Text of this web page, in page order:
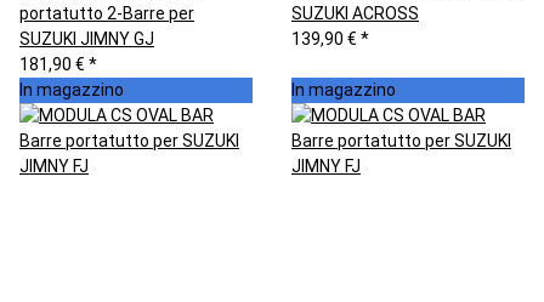
portatutto 2-Barre per
SUZUKI JIMNY GJ
181,90 € *
SUZUKI ACROSS
139,90 € *
In magazzino In magazzino